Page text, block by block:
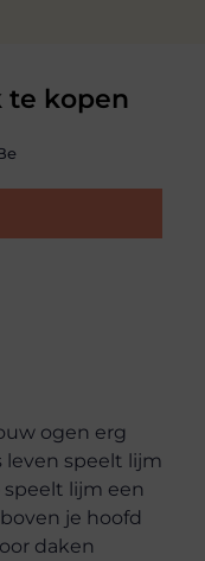
te kopen
ogen erg
leven speelt lijm
lijm een
je hoofd
daken